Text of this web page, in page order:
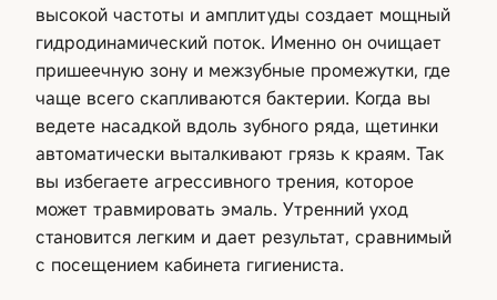
высокой частоты и амплитуды создает мощный
гидродинамический поток. Именно он очищает
пришеечную зону и межзубные промежутки, где
чаще всего скапливаются бактерии. Когда вы
ведете насадкой вдоль зубного ряда, щетинки
автоматически выталкивают грязь к краям. Так
вы избегаете агрессивного трения, которое
может травмировать эмаль. Утренний уход
становится легким и дает результат, сравнимый
с посещением кабинета гигиениста.